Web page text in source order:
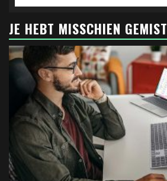
JE HEBT MISSCHIEN GEMIST